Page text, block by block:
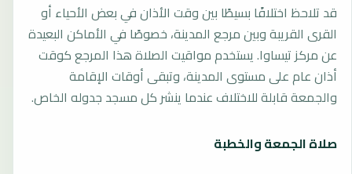
قد تلاحظ اختلافًا بسيطًا بين وقت الأذان في بعض الأحياء أو
القرى القريبة وبين مرجع المدينة، خصوصًا في الأماكن البعيدة
عن مركز تيساوا. يستخدم مواقيت الصلاة هذا المرجع كوقت
أذان عام على مستوى المدينة، وتبقى أوقات الإقامة
والجمعة قابلة للاختلاف عندما ينشر كل مسجد جدوله الخاص.
صلاة الجمعة والخطبة